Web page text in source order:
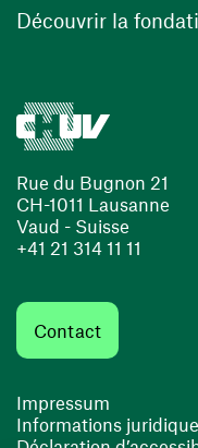
Rue du Bugnon 21
CH-1011 Lausanne
Vaud - Suisse
+41 21 314 11 11
Contact
Impressum
Informations
Découvrir la